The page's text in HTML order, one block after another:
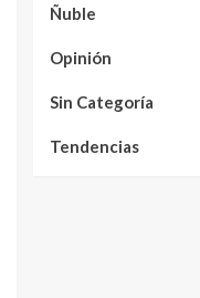
Ñuble
Opinión
Sin Categoría
Tendencias